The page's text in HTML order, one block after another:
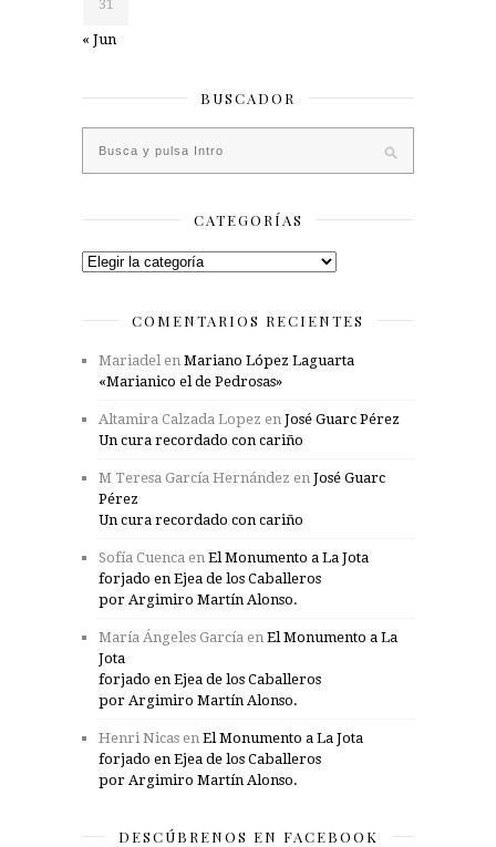
31
« Jun
BUSCADOR
CATEGORÍAS
Categorías
COMENTARIOS RECIENTES
Mariadel en Mariano López Laguarta
«Marianico el de Pedrosas»
Altamira Calzada Lopez en José Guarc Pérez
Un cura recordado con cariño
M Teresa García Hernández en José Guarc
Pérez
Un cura recordado con cariño
Sofía Cuenca en El Monumento a La Jota
forjado en Ejea de los Caballeros
por Argimiro Martín Alonso.
María Ángeles García en El Monumento a La
Jota
forjado en Ejea de los Caballeros
por Argimiro Martín Alonso.
Henri Nicas en El Monumento a La Jota
forjado en Ejea de los Caballeros
por Argimiro Martín Alonso.
DESCÚBRENOS EN FACEBOOK